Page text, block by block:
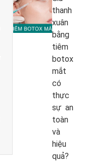
thanh
xuân
bằng
tiêm
botox
mắt
có
thực
sự an
toàn
và
hiệu
quả?